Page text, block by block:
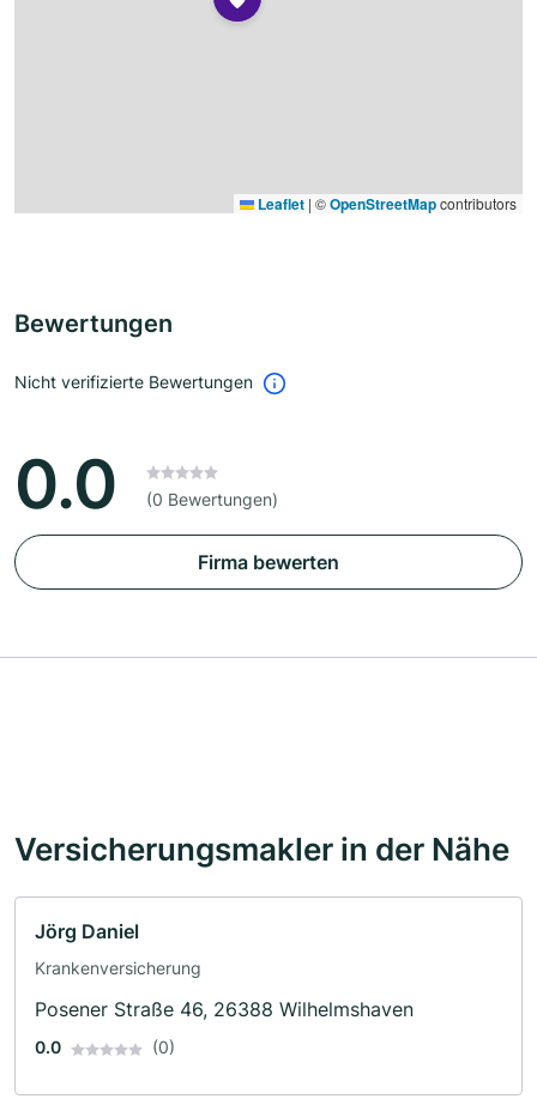
Leaflet | ©OpenStreetMapcontributors
Bewertungen
Nicht verifizierte Bewertungen
0.0 (0 Bewertungen)
Firma bewerten
Versicherungsmakler in der Nähe
Jörg Daniel
Krankenversicherung
Posener Straße 46, 26388 Wilhelmshaven
0.0 (0)